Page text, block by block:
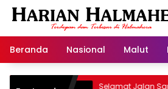
Langsung
Beranda
Nasional Malut
Selamat Jalan Sang